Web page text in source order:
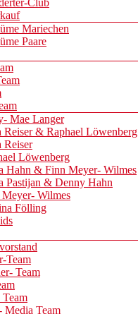
Club
Mariechen
Paare
Mae Langer
Reiser & Raphael Löwenberg
Reiser
Löwenberg
Hahn & Finn Meyer- Wilmes
Pastijan & Denny Hahn
Wilmes
Fölling
Team
Team
Team
Media Team